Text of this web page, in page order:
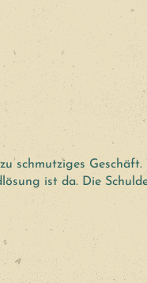
schmutziges
ist da. Die